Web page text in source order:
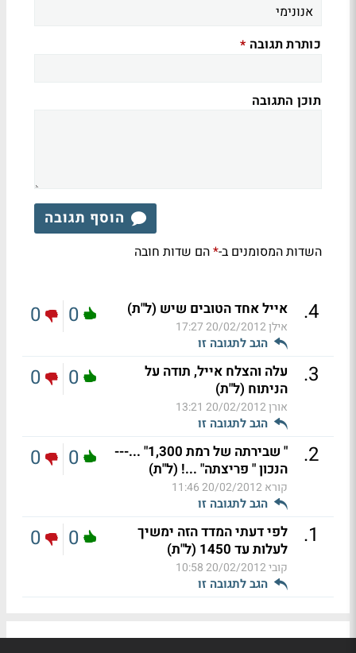
כותרת תגובה *
תוכן התגובה
הוסף תגובה
השדות המסומנים ב-*הם שדות חובה
4
. אייל אחד הטובים שיש (ל"ת)
אילן20/02/2012 17:27
הגב לתגובה זו
0
0
3
.
עלה והצלח אייל, תודה על
הניתוח (ל"ת)
אורן20/02/2012 13:21
הגב לתגובה זו
0
0
2
.
" שבירתה של רמת 1,300" ...---
הנכון " פריצתה" ...! (ל"ת)
קורא20/02/2012 11:46
הגב לתגובה זו
0
0
1
.
לפי דעתי המדד הזה ימשיך
לעלות עד 1450 (ל"ת)
קובי20/02/2012 10:58
הגב לתגובה זו
0
0